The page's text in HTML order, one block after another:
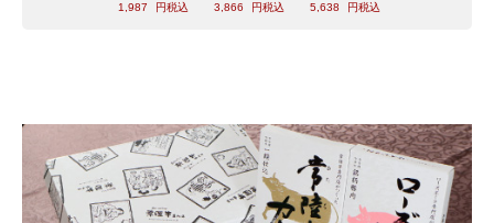
1,987
円税込
3,866
円税込
5,638
円税込